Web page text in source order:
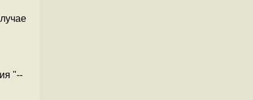
"--